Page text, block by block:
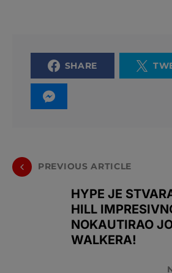
SHARE
PREVIOUS ARTICLE
HYPE JE
HILL
NOKAUTIRAO
WALKERA!